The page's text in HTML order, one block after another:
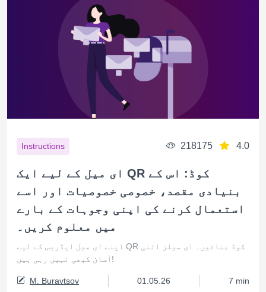
Instructions 218175 4.0
ای میل کے لیے ایک QR کوڈ: اس کے
بنیادی مقصد، خصوصی خصوصیات اور اسے
استعمال کرنے کی اپنی وجوہات کے بارے
میں معلوم کریں۔
اپنے ای میل ایڈریس کے لیے QR کوڈ بنائیں۔ ای میلز اتنی
آسان کبھی نہیں رہی ہیں!
M. Buravtsov 01.05.26 7 min